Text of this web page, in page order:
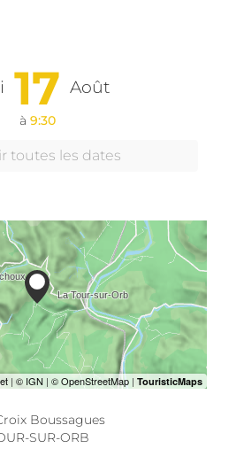
17 Août
à 9:30
toutes les dates
Boussagues
SUR-ORB